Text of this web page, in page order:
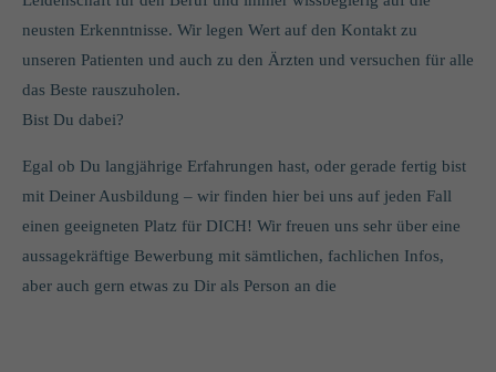
neusten Erkenntnisse. Wir legen Wert auf den Kontakt zu
unseren Patienten und auch zu den Ärzten und versuchen für alle
das Beste rauszuholen.
Bist Du dabei?
Egal ob Du langjährige Erfahrungen hast, oder gerade fertig bist
mit Deiner Ausbildung – wir finden hier bei uns auf jeden Fall
einen geeigneten Platz für DICH! Wir freuen uns sehr über eine
aussagekräftige Bewerbung mit sämtlichen, fachlichen Infos,
aber auch gern etwas zu Dir als Person an die